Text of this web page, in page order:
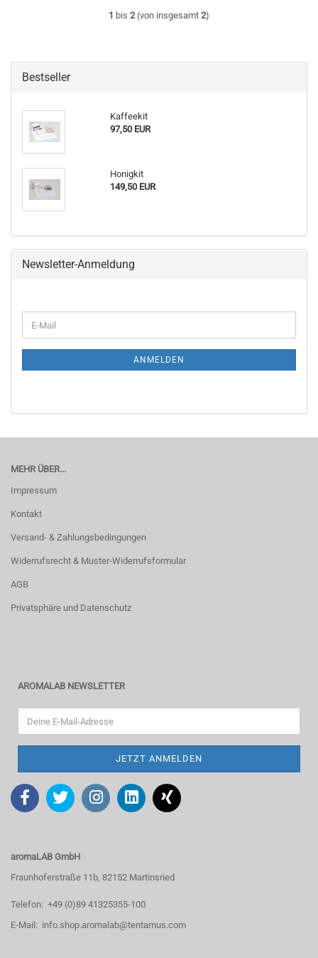
1 bis 2(von insgesamt 2)
Bestseller
Kaffeekit
97,50 EUR
Honigkit
149,50 EUR
Newsletter-Anmeldung
ZUR
E-
Mail
ANMELDEN
MEHR ÜBER...
Impressum
Kontakt
Versand- & Zahlungsbedingungen
Widerrufsrecht & Muster-Widerrufsformular
AGB
Privatsphäre und Datenschutz
AROMALAB NEWSLETTER
aromaLAB GmbH
Fraunhoferstraße 11b, 82152 Martinsried
Telefon: +49 (0)89 41325355-100
E-Mail: info.shop.aromalab@tentamus.com